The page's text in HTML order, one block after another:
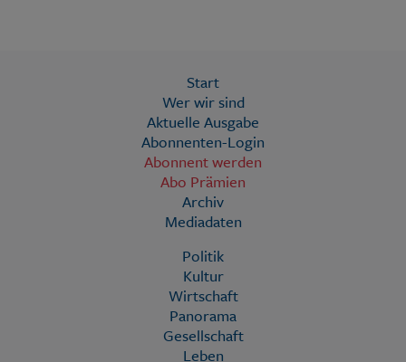
Start
Wer wir sind
Aktuelle Ausgabe
Abonnenten-Login
Abonnent werden
Abo Prämien
Archiv
Mediadaten
Politik
Kultur
Wirtschaft
Panorama
Gesellschaft
Leben